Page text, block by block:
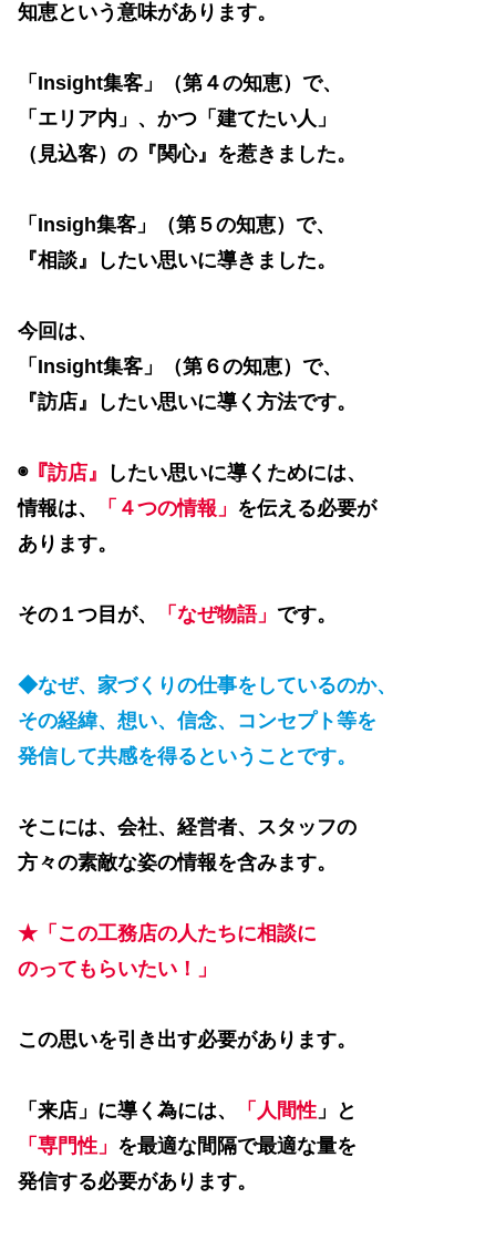
知恵という意味があります。
「Insight集客」（第４の知恵）で、
「エリア内」、かつ「建てたい人」
（見込客）の『関心』を惹きました。
「Insigh集客」（第５の知恵）で、
『相談』したい思いに導きました。
今回は、
「Insight集客」（第６の知恵）で、
『訪店』したい思いに導く方法です。
◉『訪店』
したい思いに導くためには、
情報は、
「４つの情報」 を伝える必要が
あります。
その１つ目が、 「なぜ物語」 です。
◆なぜ、家づくりの仕事をしているのか、
その経緯、想い、信念、コンセプト等を
発信して共感を得るということです。
そこには、会社、経営者、スタッフの
方々の素敵な姿の情報を含みます。
★「この工務店の人たちに相談に
のってもらいたい！」
この思いを引き出す必要があります。
「来店」に導く為には、 「人間性 」と
「専門性」 を最適な間隔で最適な量を
発信する必要があります。